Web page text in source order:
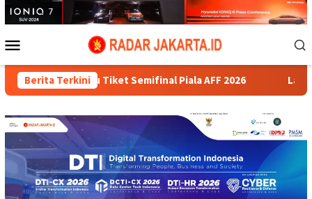
Loncat
ke
Mobile
Berita Terkini
Tiket Semifinal Piala AFF 2026 Laba Food Station